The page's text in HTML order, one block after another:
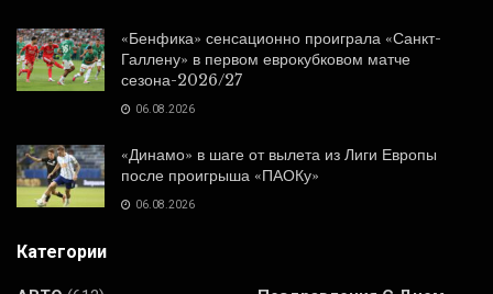
«Бенфика» сенсационно проиграла «Санкт-
Галлену» в первом еврокубковом матче
сезона-2026/27
06.08.2026
«Динамо» в шаге от вылета из Лиги Европы
после проигрыша «ПАОКу»
06.08.2026
Категории